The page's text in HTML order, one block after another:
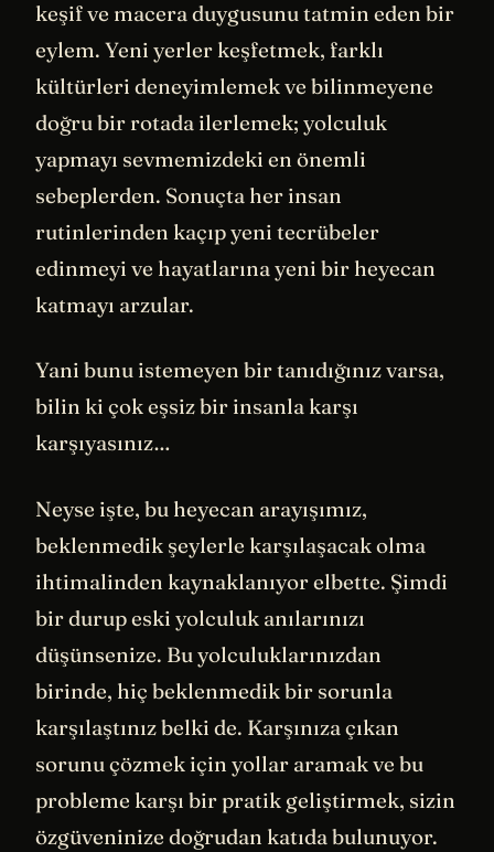
keşif ve macera duygusunu tatmin eden bir
eylem. Yeni yerler keşfetmek, farklı
kültürleri deneyimlemek ve bilinmeyene
doğru bir rotada ilerlemek; yolculuk
yapmayı sevmemizdeki en önemli
sebeplerden. Sonuçta her insan
rutinlerinden kaçıp yeni tecrübeler
edinmeyi ve hayatlarına yeni bir heyecan
katmayı arzular.
Yani bunu istemeyen bir tanıdığınız varsa,
bilin ki çok eşsiz bir insanla karşı
karşıyasınız…
Neyse işte, bu heyecan arayışımız,
beklenmedik şeylerle karşılaşacak olma
ihtimalinden kaynaklanıyor elbette. Şimdi
bir durup eski yolculuk anılarınızı
düşünsenize. Bu yolculuklarınızdan
birinde, hiç beklenmedik bir sorunla
karşılaştınız belki de. Karşınıza çıkan
sorunu çözmek için yollar aramak ve bu
probleme karşı bir pratik geliştirmek, sizin
özgüveninize doğrudan katıda bulunuyor.